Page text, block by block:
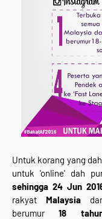
Untuk korang yang
untuk 'online' dah
sehingga 24 Jun
rakyat Malaysia
berumur18